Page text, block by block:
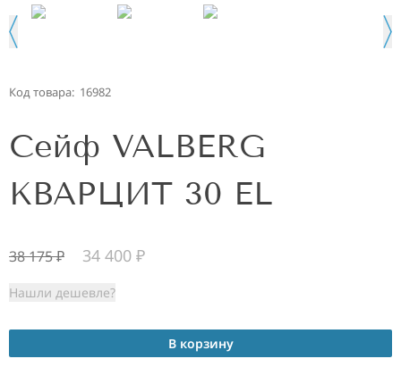
Код товара: 16982
Сейф VALBERG
КВАРЦИТ 30 EL
38 175₽ 34 400 ₽
Нашли дешевле?
В корзину